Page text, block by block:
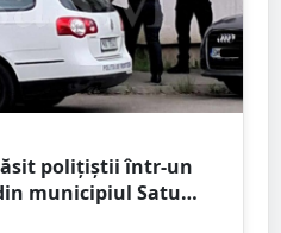
găsit polițiștii într-un
municipiul Satu